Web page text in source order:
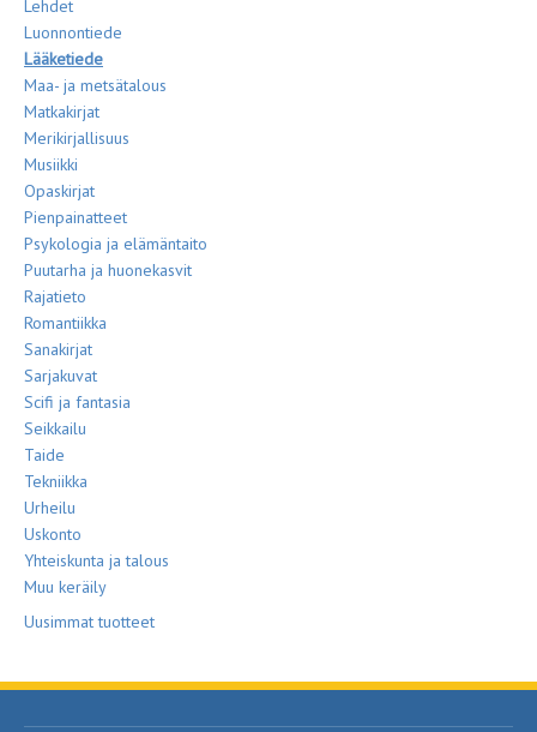
Lehdet
Luonnontiede
Lääketiede
Maa- ja metsätalous
Matkakirjat
Merikirjallisuus
Musiikki
Opaskirjat
Pienpainatteet
Psykologia ja elämäntaito
Puutarha ja huonekasvit
Rajatieto
Romantiikka
Sanakirjat
Sarjakuvat
Scifi ja fantasia
Seikkailu
Taide
Tekniikka
Urheilu
Uskonto
Yhteiskunta ja talous
Muu keräily
Uusimmat tuotteet